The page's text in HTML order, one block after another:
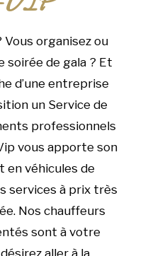
organisez ou
soirée de gala ? Et
d’une entreprise
un Service de
professionnels
vous apporte son
en véhicules de
services à prix très
Nos chauffeurs
sont à votre